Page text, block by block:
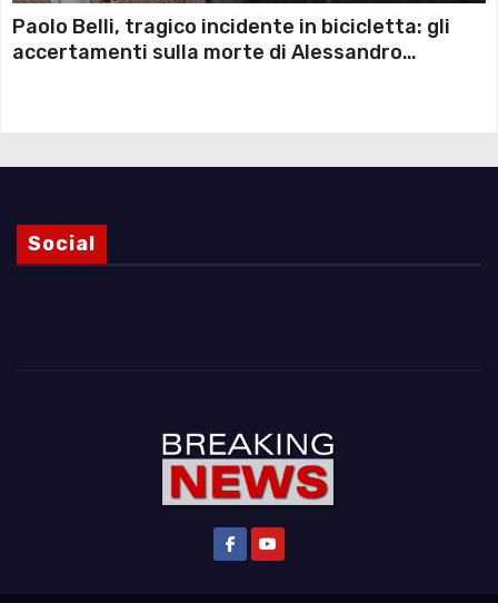
Paolo Belli, tragico incidente in bicicletta: gli
accertamenti sulla morte di Alessandro
Social